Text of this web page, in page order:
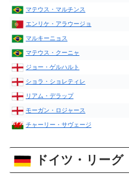
マテウス・マルチンス
エンリケ・アラウージョ
マルキーニョス
マテウス・クーニャ
ジョー・ゲルハルト
ショラ・ショレティレ
リアム・デラップ
モーガン・ロジャース
チャーリー・サヴェージ
ドイツ・リーグ